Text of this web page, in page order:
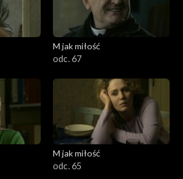
M jak miłość
odc. 67
M jak miłość
odc. 65